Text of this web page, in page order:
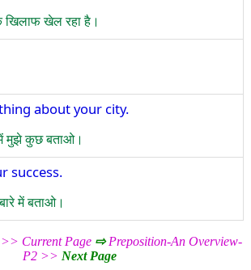
खिलाफ खेल रहा है।
about your city.
मुझे कुछ बताओ।
success.
में बताओ।
>> Current Page ⇨Preposition-An Overview-
P2 >> Next Page